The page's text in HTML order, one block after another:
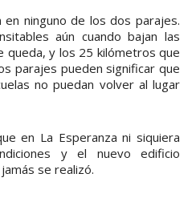
en ninguno de los dos parajes.
aún cuando bajan las
queda, y los 25 kilómetros que
parajes pueden significar que
no puedan volver al lugar
en La Esperanza ni siquiera
y el nuevo edificio
se realizó.